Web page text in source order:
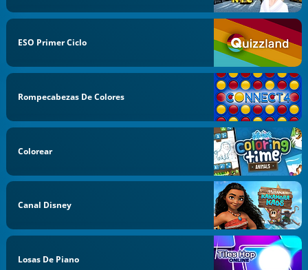
ESO Primer Ciclo
Rompecabezas De Colores
Colorear
Canal Disney
Losas De Piano